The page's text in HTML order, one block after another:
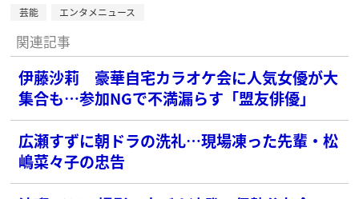
芸能 エンタメニュース
関連記事
伊藤沙莉 豪華自宅カラオケ会に人気女優が大
集合も…参加NGで不満漏らす「盟友俳優」
広瀬すずに朝ドラの洗礼…現場凍った先輩・松
嶋菜々子の忠告